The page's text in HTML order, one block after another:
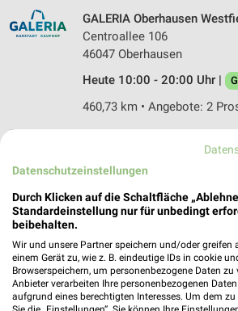
GALERIA Oberhausen
Centroallee 106
46047 Oberhausen
Heute 10:00 - 20:00 Uhr |
460,73 km • Angebote: 2
Angebote-Kalender für
Karstadt Kaufhof in
Umgebung
Aug.
03Mo 04Di 05 Mi 06
Datenschutzeinstellungen
Durch Klicken auf die Schaltfläche
Standardeinstellung nur für unbedingt
beibehalten.
Wir und unsere Partner speichern und/oder
einem Gerät zu, wie z. B. eindeutige IDs in cookie
Browserspeichern, um personenbezogene Daten zu
Anbieter verarbeiten Ihre personenbezogenen
aufgrund eines berechtigten Interesses. Um dem